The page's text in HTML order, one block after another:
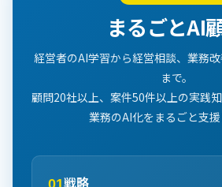
まるごとAI
経営者のAI学習から経営相談、業務
まで。
顧問20社以上、案件50件以上の実践
業務のAI化をまるごと支援
01戦略